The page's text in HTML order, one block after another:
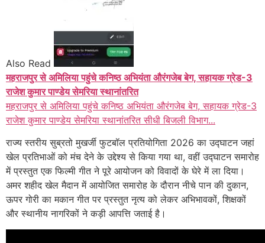
Also Read
महराजपुर से अमिलिया पहुंचे कनिष्ठ अभियंता औरंगजेब बेग, सहायक ग्रेड-3
राजेश कुमार पाण्डेय सेमरिया स्थानांतरित
महराजपुर से अमिलिया पहुंचे कनिष्ठ अभियंता औरंगजेब बेग, सहायक ग्रेड-3
राजेश कुमार पाण्डेय सेमरिया स्थानांतरित सीधी बिजली विभाग...
राज्य स्तरीय सुब्रतो मुखर्जी फुटबॉल प्रतियोगिता 2026 का उद्घाटन जहां
खेल प्रतिभाओं को मंच देने के उद्देश्य से किया गया था, वहीं उद्घाटन समारोह
में प्रस्तुत एक फिल्मी गीत ने पूरे आयोजन को विवादों के घेरे में ला दिया।
अमर शहीद खेल मैदान में आयोजित समारोह के दौरान नीचे पान की दुकान,
ऊपर गोरी का मकान गीत पर प्रस्तुत नृत्य को लेकर अभिभावकों, शिक्षकों
और स्थानीय नागरिकों ने कड़ी आपत्ति जताई है।